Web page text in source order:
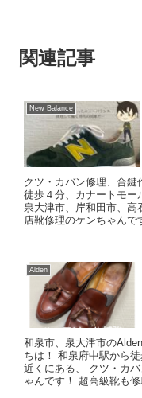
関連記事
New Balance
クツ・カバン修理、合鍵
徒歩４分、カナートモー
泉大津市、岸和田市、
店靴修理のケンちゃんで
Alden
和泉市、泉大津市の
ちは！ 和泉府中駅から
近くにある、 クツ・カ
ゃんです！ 超高級靴も修